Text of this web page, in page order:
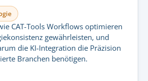
CAT-Tools Workflows optimieren
gewährleisten, und
die KI-Integration die Präzision
Branchen benötigen.